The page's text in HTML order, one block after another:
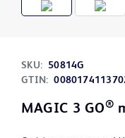
SKU:
50814G
GTIN:
MAGIC 3 GO®